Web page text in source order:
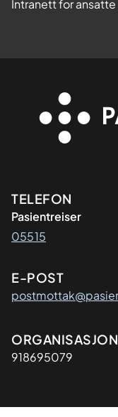
Intranett for ansatte
TELEFON
Pasientreiser
05515
E-POST
918695079